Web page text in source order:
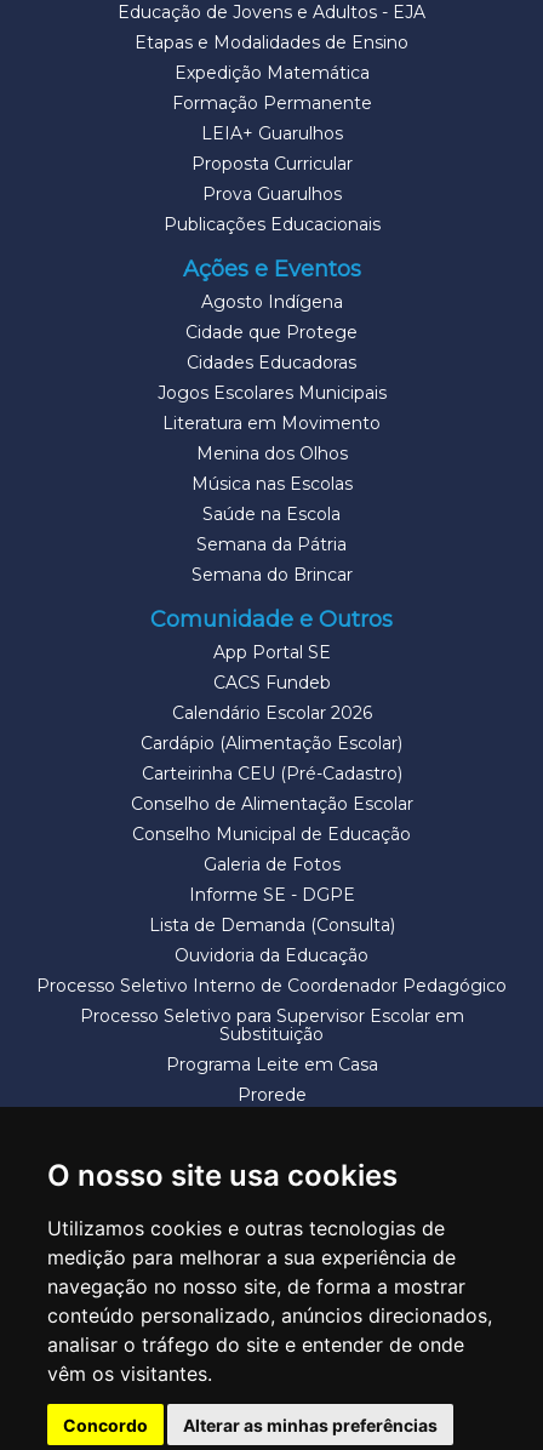
O nosso site usa cookies
Utilizamos cookies e outras tecnologias de
medição para melhorar a sua experiência de
navegação no nosso site, de forma a mostrar
conteúdo personalizado, anúncios direcionados,
analisar o tráfego do site e entender de onde
vêm os visitantes.
Concordo Alterar as minhas preferências
Educação de Jovens e Adultos - EJA
Etapas e Modalidades de Ensino
Expedição Matemática
Formação Permanente
LEIA+ Guarulhos
Proposta Curricular
Prova Guarulhos
Publicações Educacionais
Ações e Eventos
Agosto Indígena
Cidade que Protege
Cidades Educadoras
Jogos Escolares Municipais
Literatura em Movimento
Menina dos Olhos
Música nas Escolas
Saúde na Escola
Semana da Pátria
Semana do Brincar
Comunidade e Outros
App Portal SE
CACS Fundeb
Calendário Escolar 2026
Cardápio (Alimentação Escolar)
Carteirinha CEU (Pré-Cadastro)
Conselho de Alimentação Escolar
Conselho Municipal de Educação
Galeria de Fotos
Informe SE - DGPE
Lista de Demanda (Consulta)
Ouvidoria da Educação
Processo Seletivo Interno de Coordenador Pedagógico
Processo Seletivo para Supervisor Escolar em
Substituição
Programa Leite em Casa
Prorede
SECRETARIA DE EDUCAÇÃO
Rua Claudino Barbosa, 313 - Macedo - Guarulhos/SP CEP 07113-040
Central de Atendimento: *55 11 2475-7300